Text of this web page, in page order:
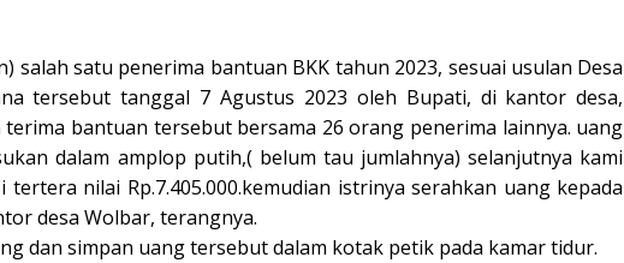
salah satu penerima bantuan BKK tahun 2023, sesuai usulan Desa
tersebut tanggal 7 Agustus 2023 oleh Bupati, di kantor desa,
bantuan tersebut bersama 26 orang penerima lainnya. uang
dalam amplop putih,( belum tau jumlahnya) selanjutnya kami
nilai Rp.7.405.000.kemudian istrinya serahkan uang kepada
desa Wolbar, terangnya.
dan simpan uang tersebut dalam kotak petik pada kamar tidur.